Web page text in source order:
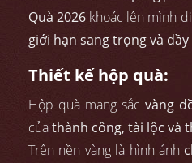
Quà 2026 khoác lên mình
giới hạn sang trọng và
Thiết kế hộp quà:
Hộp quà mang sắc vàng
củathành công, tài lộc và
Trên nền vàng là hình ảnh